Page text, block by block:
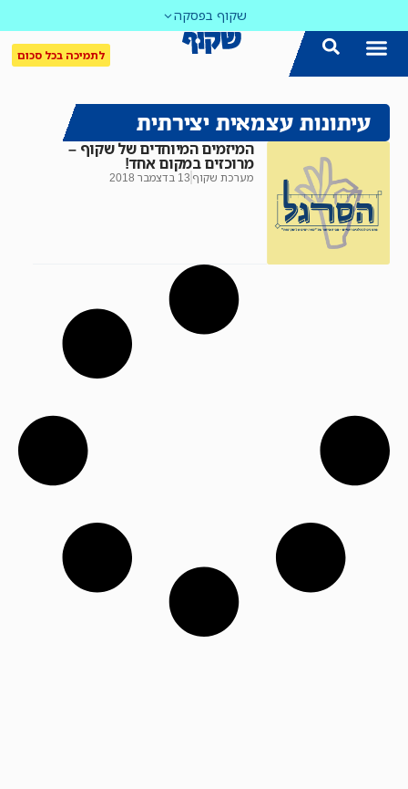
שקוף בפסקה
לתמיכה בכל סכום
עיתונות עצמאית יצירתית
המיזמים המיוחדים של שקוף –
מרוכזים במקום אחד!
מערכת שקוף 13 בדצמבר 2018